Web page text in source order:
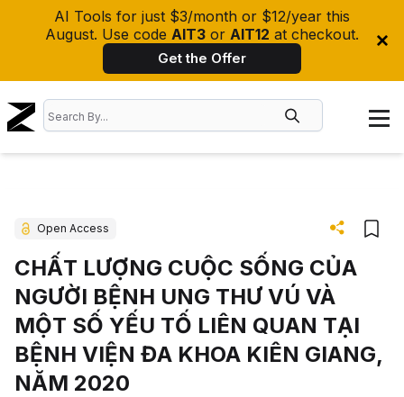
AI Tools for just $3/month or $12/year this
August. Use code AIT3 or AIT12 at checkout.
Get the Offer
Open Access
CHẤT LƯỢNG CUỘC SỐNG CỦA
NGƯỜI BỆNH UNG THƯ VÚ VÀ
MỘT SỐ YẾU TỐ LIÊN QUAN TẠI
BỆNH VIỆN ĐA KHOA KIÊN GIANG,
NĂM 2020